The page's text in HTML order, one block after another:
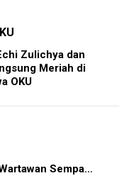
Zulichya dan
Meriah di
OKU
Sempa…